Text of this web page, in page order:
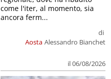
Aosta
di
Alessandro Bianchet
il 06/08/2026
come l'iter, al momento, sia
ancora ferm...